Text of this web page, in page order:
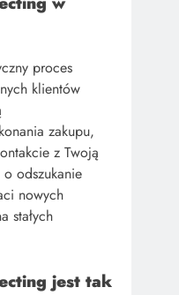
proces
klientów
zakupu,
z Twoją
odszukanie
nowych
stałych
jest tak